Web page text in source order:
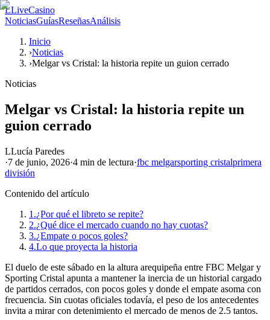
LLiveCasino
NoticiasGuíasReseñasAnálisis
Inicio
›Noticias
›Melgar vs Cristal: la historia repite un guion cerrado
Noticias
Melgar vs Cristal: la historia repite un
guion cerrado
LLucía Paredes
·7 de junio, 2026·4 min de lectura·fbc melgarsporting cristalprimera
división
Contenido del artículo
1.¿Por qué el libreto se repite?
2.¿Qué dice el mercado cuando no hay cuotas?
3.¿Empate o pocos goles?
4.Lo que proyecta la historia
El duelo de este sábado en la altura arequipeña entre FBC Melgar y
Sporting Cristal apunta a mantener la inercia de un historial cargado
de partidos cerrados, con pocos goles y donde el empate asoma con
frecuencia. Sin cuotas oficiales todavía, el peso de los antecedentes
invita a mirar con detenimiento el mercado de menos de 2.5 tantos.